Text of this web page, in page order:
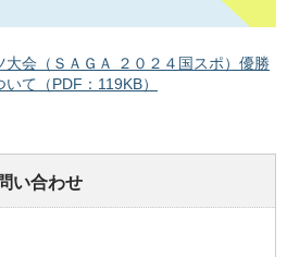
会（ＳＡＧＡ ２０２４国スポ）優勝
て（PDF：119KB）
い合わせ